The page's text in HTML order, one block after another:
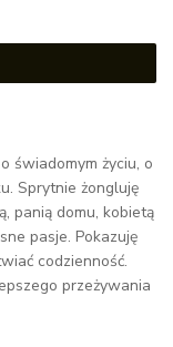
świadomym życiu, o
Sprytnie żongluję
panią domu, kobietą
pasje. Pokazuję
codzienność.
przeżywania